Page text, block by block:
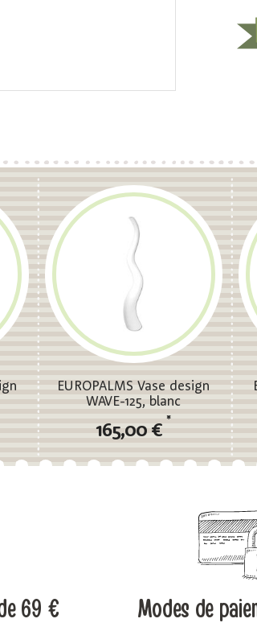
EUROPALMS Vase design
WAVE-125, blanc
165,00 €
*
69 € Modes de